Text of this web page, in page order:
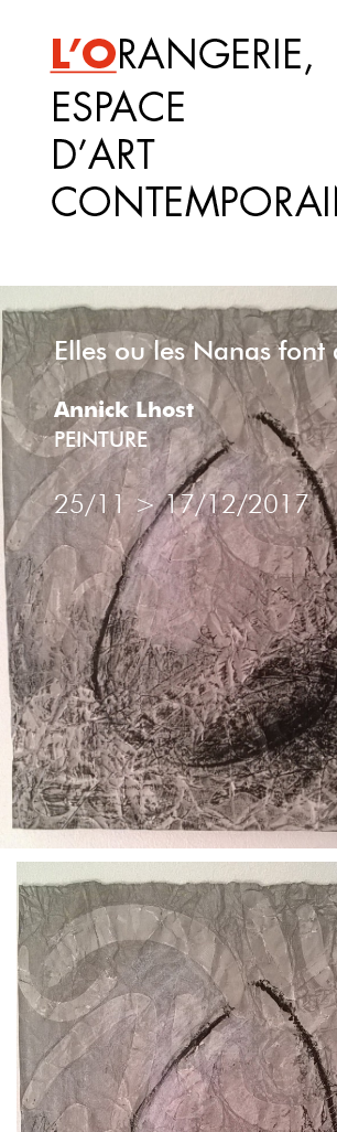
principal
Elles ou les Nanas font
Annick Lhost
PEINTURE
25/11 >17/12/2017